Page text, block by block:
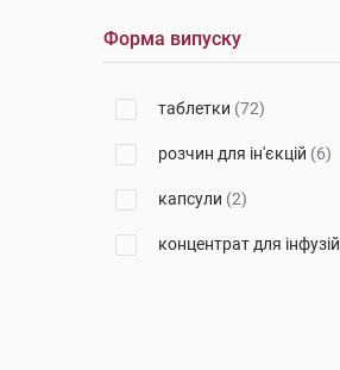
Егіс(4)
(3)
ФарКоС(2)
Берлін-Хемі
Ривофарм(1)
Форма випуску
таблетки (72)
розчин для ін'єкцій (6)
капсули (2)
концентрат для інфузій